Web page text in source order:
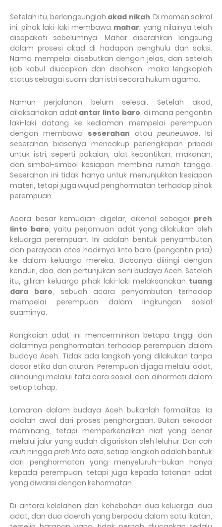
Setelah itu, berlangsunglah akad nikah. Di momen sakral
ini, pihak laki-laki membawa mahar, yang nilainya telah
disepakati sebelumnya. Mahar diserahkan langsung
dalam prosesi akad di hadapan penghulu dan saksi.
Nama mempelai disebutkan dengan jelas, dan setelah
ijab kabul diucapkan dan disahkan, maka lengkaplah
status sebagai suami dan istri secara hukum agama.
Namun perjalanan belum selesai. Setelah akad,
dilaksanakan adat antar linto baro, di mana pengantin
laki-laki datang ke kediaman mempelai perempuan
dengan membawa seserahan atau peuneuwoe. Isi
seserahan biasanya mencakup perlengkapan pribadi
untuk istri, seperti pakaian, alat kecantikan, makanan,
dan simbol-simbol kesiapan membina rumah tangga.
Seserahan ini tidak hanya untuk menunjukkan kesiapan
materi, tetapi juga wujud penghormatan terhadap pihak
perempuan.
Acara besar kemudian digelar, dikenal sebagai preh
linto baro, yaitu perjamuan adat yang dilakukan oleh
keluarga perempuan. Ini adalah bentuk penyambutan
dan perayaan atas hadirnya linto baro (pengantin pria)
ke dalam keluarga mereka. Biasanya diiringi dengan
kenduri, doa, dan pertunjukan seni budaya Aceh. Setelah
itu, giliran keluarga pihak laki-laki melaksanakan tuang
dara baro, sebuah acara penyambutan terhadap
mempelai perempuan dalam lingkungan sosial
suaminya.
Rangkaian adat ini mencerminkan betapa tinggi dan
dalamnya penghormatan terhadap perempuan dalam
budaya Aceh. Tidak ada langkah yang dilakukan tanpa
dasar etika dan aturan. Perempuan dijaga melalui adat,
dilindungi melalui tata cara sosial, dan dihormati dalam
setiap tahap.
Lamaran dalam budaya Aceh bukanlah formalitas. Ia
adalah awal dari proses penghargaan. Bukan sekadar
meminang, tetapi memperkenalkan niat yang benar
melalui jalur yang sudah digariskan oleh leluhur. Dari cah
rauhhinggapreh linto baro, setiap langkah adalah bentuk
dari penghormatan yang menyeluruh—bukan hanya
kepada perempuan, tetapi juga kepada tatanan adat
yang diwarisi dengan kehormatan.
Di antara kelelahan dan kehebohan dua keluarga, dua
adat, dan dua daerah yang berpadu dalam satu ikatan,